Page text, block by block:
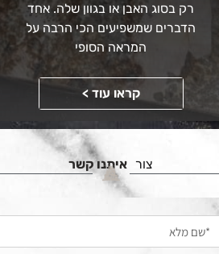
רק בסוג האבן או בגוון שלה. אחד
הדברים שמשפיעים הכי הרבה על
המראה הסופי
קראו עוד >
צור איתנו קשר